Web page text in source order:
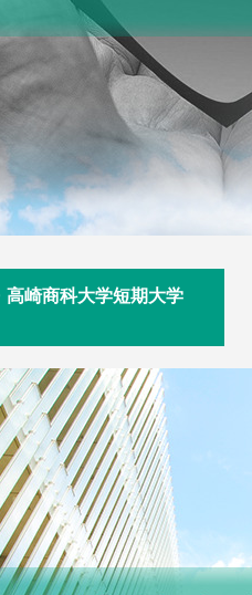
高崎商科大学短期大学